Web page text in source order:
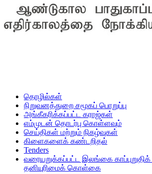
தொழில்கள்
நிறுவனத்துறை சமூகப் பொறுப்பு
அங்கீகரிக்கப்பட்ட கராஜ்கள்
எம்முடன் தொடர்பு கொள்ளவும்
செய்திகள் மற்றும் நிகழ்வுகள்
கிளைகளைக் கண்டறிதல்
Tenders
வரையறுக்கப்பட்ட இலங்கை
தனியுரிமைக் கொள்கை